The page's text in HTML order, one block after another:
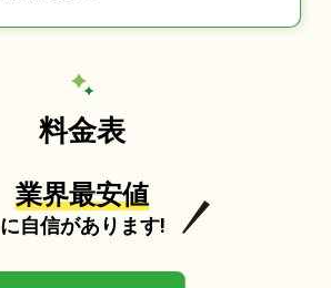
料金表
業界最安値
に自信があります!